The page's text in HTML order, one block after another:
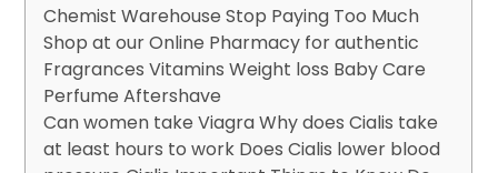
Chemist Warehouse Stop Paying Too Much
Shop at our Online Pharmacy for authentic
Fragrances Vitamins Weight loss Baby Care
Perfume Aftershave
Can women take Viagra Why does Cialis take
at least hours to work Does Cialis lower blood